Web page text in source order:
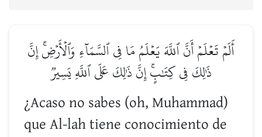
أَلَمۡ تَعۡلَمۡ أَنَّ ٱللَّهَ يَعۡلَمُ مَا فِي ٱلسَّمَآءِ وَٱلۡأَرۡضِۚ إِنَّ
ذَٰلِكَ فِي كِتَٰبٍۚ إِنَّ ذَٰلِكَ عَلَى ٱللَّهِ يَسِيرٞ
¿Acaso no sabes (oh, Muhammad)
que Al-lah tiene conocimiento de